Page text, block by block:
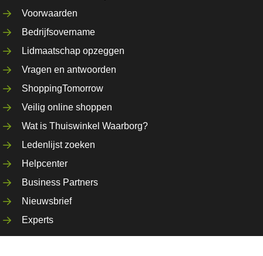
Voorwaarden
Bedrijfsovername
Lidmaatschap opzeggen
Vragen en antwoorden
ShoppingTomorrow
Veilig online shoppen
Wat is Thuiswinkel Waarborg?
Ledenlijst zoeken
Helpcenter
Business Partners
Nieuwsbrief
Experts